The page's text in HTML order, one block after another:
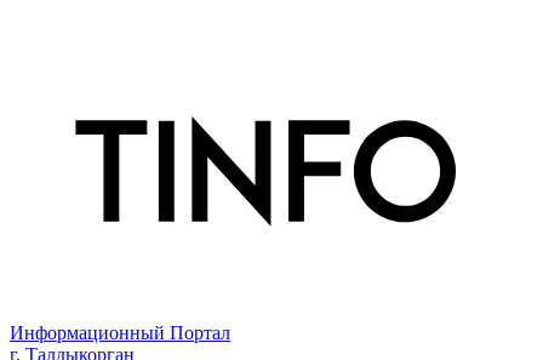
Информационный Портал
г. Талдыкорган